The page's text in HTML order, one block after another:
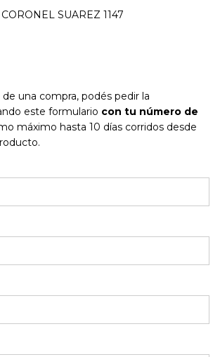
CORONEL SUAREZ 1147
una compra, podés pedir la
este formulario con tu número de
máximo hasta 10 días corridos desde